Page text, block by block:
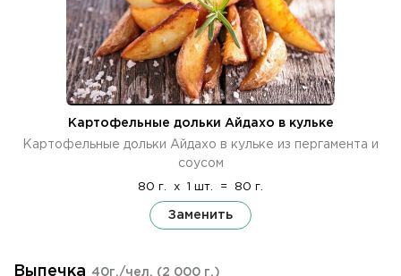
Картофельные дольки Айдахо в кульке
Картофельные дольки Айдахо в кульке из пергамента и
соусом
80 г. x 1 шт. = 80 г.
Заменить
Выпечка 40г./чел. (2 000 г.)